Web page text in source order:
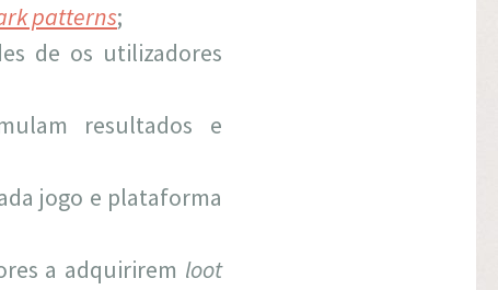
patterns;
de os utilizadores
resultados e
jogo e plataforma
a adquirirem loot